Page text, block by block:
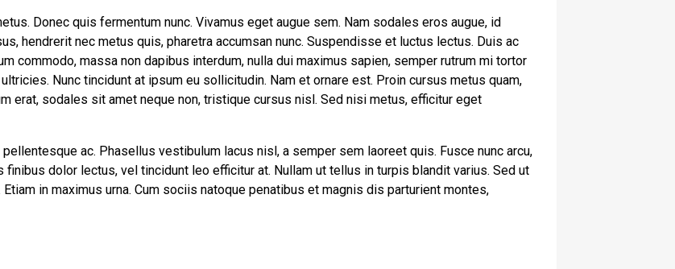
Donec quis fermentum nunc. Vivamus eget augue sem. Nam sodales eros augue, id
hendrerit nec metus quis, pharetra accumsan nunc. Suspendisse et luctus lectus. Duis ac
commodo, massa non dapibus interdum, nulla dui maximus sapien, semper rutrum mi tortor
Nunc tincidunt at ipsum eu sollicitudin. Nam et ornare est. Proin cursus metus quam,
erat, sodales sit amet neque non, tristique cursus nisl. Sed nisi metus, efficitur eget
ac. Phasellus vestibulum lacus nisl, a semper sem laoreet quis. Fusce nunc arcu,
dolor lectus, vel tincidunt leo efficitur at. Nullam ut tellus in turpis blandit varius. Sed ut
in maximus urna. Cum sociis natoque penatibus et magnis dis parturient montes,